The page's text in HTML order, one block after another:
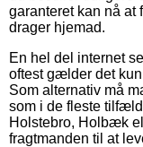
garanteret kan nå at
drager hjemad.
En hel del internet
oftest gælder det
Som alternativ må
som i de fleste
Holstebro, Holbæk
fragtmanden til at